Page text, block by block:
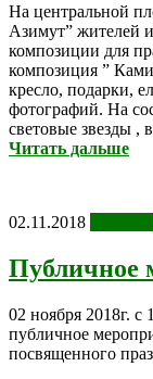
На центральной
Азимут” жителей
композиции для
композиция ”
кресло, подарки,
фотографий. На
световые звезды ,
Читать дальше
02.11.2018
Публичное
02 ноября 2018г. с
публичное
посвященного